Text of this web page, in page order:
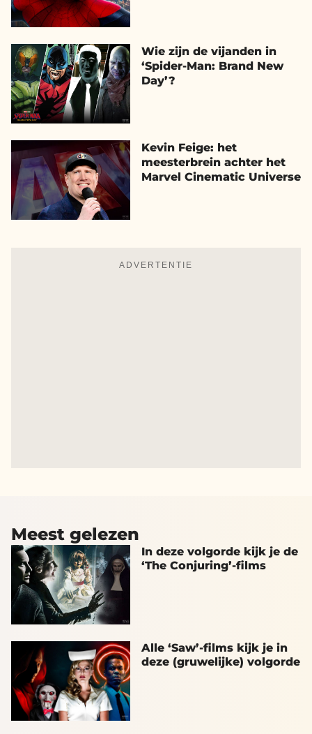
Wie zijn de vijanden in
‘Spider-Man: Brand New
Day’?
Kevin Feige: het
meesterbrein achter het
Marvel Cinematic Universe
ADVERTENTIE
Meest gelezen
In deze volgorde kijk je de
‘The Conjuring’-films
Alle ‘Saw’-films kijk je in
deze (gruwelijke) volgorde